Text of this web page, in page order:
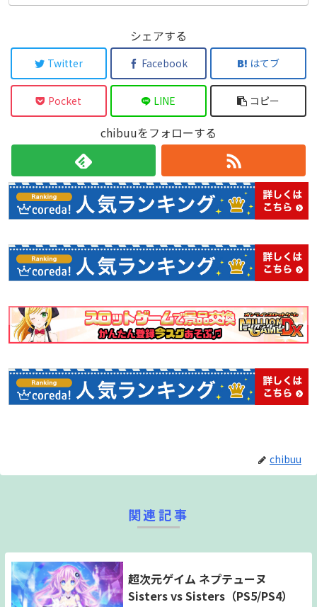
ューティングに触れる方でも必ず自分なりの楽しみ方と出会
「魔法陣」で敵の弾をキャッチしてお金に換え「ショップ」
ン」となって押し寄せる！ まさに怒涛のごときジャラジャ
ラ感は唯一無二にして超爽快＆クセになること請け合いで
す。
ゲームの難易度を徹底的に再調整。さらに「オート魔法カー
ド」や「オート魔法陣」など、初めて触る方でもストレスフ
ルなプレイにならないよう、あらゆる部分が調整されていま
★ゲームモードは全７種+α！ 忙しい現代ユーザーのプレイ
スタイルにもガッチリ対応！
●アーケードモード
「トラブル☆ウィッチーズふぁいなる！」の標準ゲームモー
ド。初心者から上級者まで誰もがゼッタイ楽しめる全４難易
度を実装。
フルボイスによるストーリーがついたゲームモード。１１人
の魔女たちによるゆるゆるストーリーがクセになるかも。
●ワルプルギスナイトモード
魔女も敵もパワーアップ！ ボーナス要素などが追加され、
圧倒的ジャラジャラに磨きがかかった超巨強極大ジャラジャ
●スコアアタックモード
２分間、５分間の制限時間内で、ひたすらスコアを稼ぐモー
ド。腕前レベルに合わせられる全４難易度を実装。
●エンドレスモード
周回プレイモード。プレイ状況はセーブが可能で、ランキン
グにも登録可能！ 高次周がとにかくアツい！
●プラクティスモード
好きな時に好きな場所で練習が可能。豊富な設定項目があ
り、いつもと違った状況のシミュレートや練習も出来ちゃい
ます。
各ゲームモードはオンラインランキングに対応しており、上
位ランキングでは豪華な魔女帽子があなたの名前に付きま
す！
シェアする
Twitter Facebook はてブ
Pocket LINE コピー
chibuuをフォローする
chibuu
関連記事
超次元ゲイム ネプテューヌ
Sisters vs Sisters（PS5/PS4）